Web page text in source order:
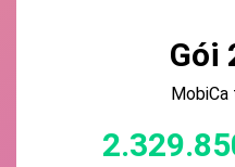
Gói